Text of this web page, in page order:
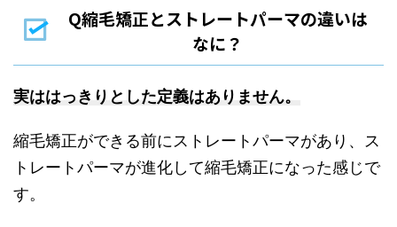
Q縮毛矯正とストレートパーマの違いは
なに？
実ははっきりとした定義はありません。
縮毛矯正ができる前にストレートパーマがあり、ス
トレートパーマが進化して縮毛矯正になった感じで
す。